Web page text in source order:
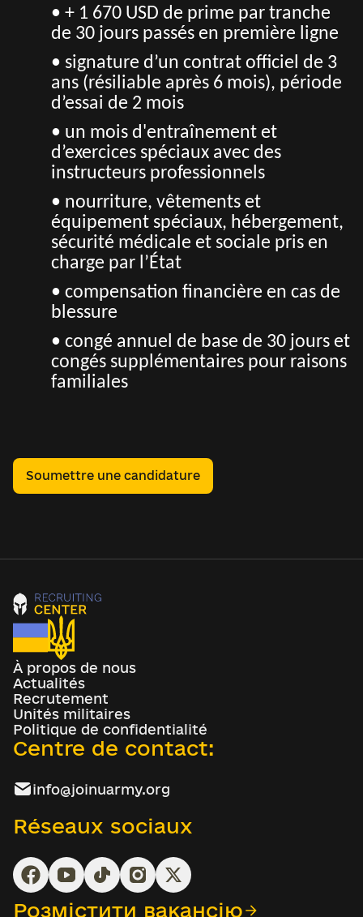
• + 1 670 USD de prime par tranche
de 30 jours passés en première ligne
• signature d’un contrat officiel de 3
ans (résiliable après 6 mois), période
d’essai de 2 mois
• un mois d'entraînement et
d’exercices spéciaux avec des
instructeurs professionnels
• nourriture, vêtements et
équipement spéciaux, hébergement,
sécurité médicale et sociale pris en
charge par l’État
• compensation financière en cas de
blessure
• congé annuel de base de 30 jours et
congés supplémentaires pour raisons
familiales
Soumettre une candidature
À propos de nous
Actualités
Recrutement
Unités militaires
Politique de confidentialité
Centre de contact:
info@joinuarmy.org
Réseaux sociaux
Розмістити вакансію